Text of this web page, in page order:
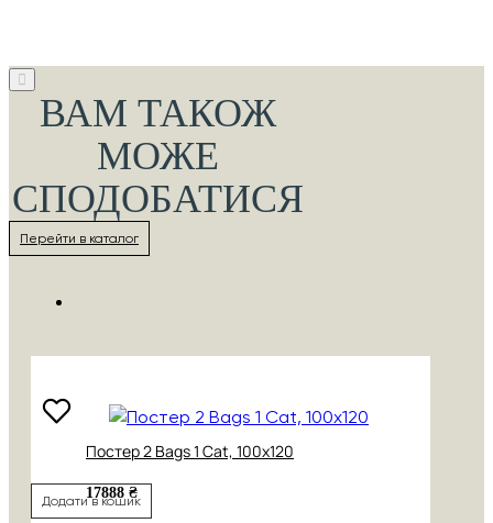
ВАМ ТАКОЖ
МОЖЕ
СПОДОБАТИСЯ
Перейти в каталог
Постер 2 Bags 1 Cat, 100х120
17888 ₴
Додати в кошик